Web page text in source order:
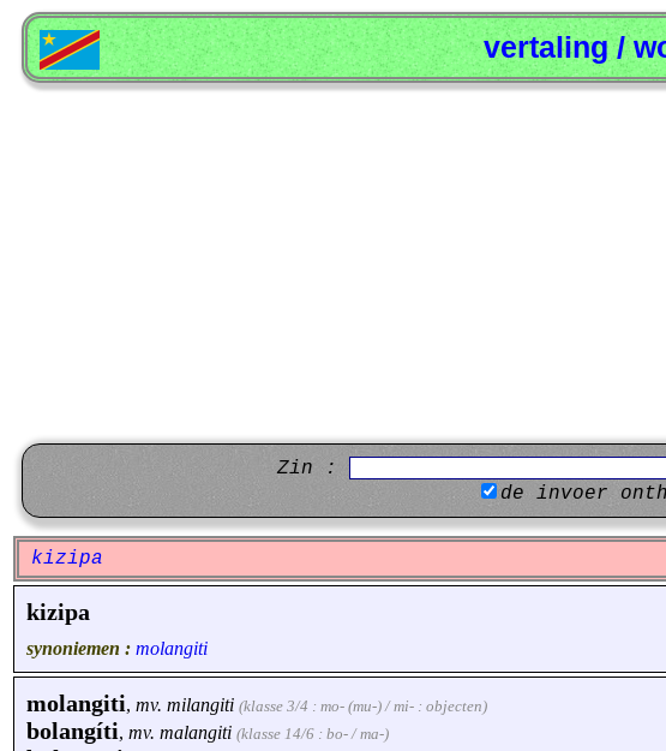
vertaling /
Zin :
de invoer
kizipa
kizipa
synoniemen : molangiti
molangiti, mv. milangiti (klasse 3/4 : mo- (mu-) / mi- : objecten)
bolangíti, mv. malangiti (klasse 14/6 : bo- / ma-)